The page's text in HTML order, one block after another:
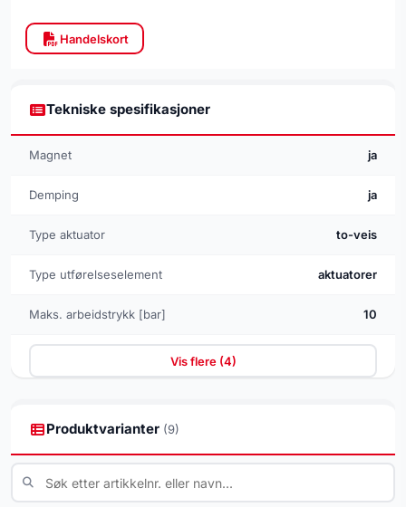
100 mm. Arbeidsgang: fra 50 til 800 mm. Arbeidstrykk: fra 0,4
til 10 bar. Tetning: NBR, polyuretan. Arbeidstemperatur: fra
Handelskort
Tekniske spesifikasjoner
Magnet ja
Demping ja
Type aktuator to-veis
Type utførelseselement aktuatorer
Maks. arbeidstrykk [bar] 10
Vis flere (4)
Produktvarianter (9)